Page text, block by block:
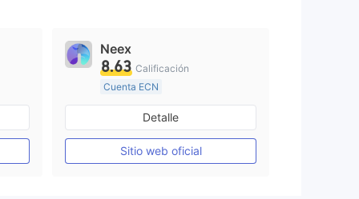
Creación Mercado Forex (MM)
Neex
8.63 Calificación
Cuenta ECN
De 15 a 20 años
Supervisión en Australia
Creación Mercado Forex (MM)
Licencia completa de MT4
Detalle
Sitio web oficial